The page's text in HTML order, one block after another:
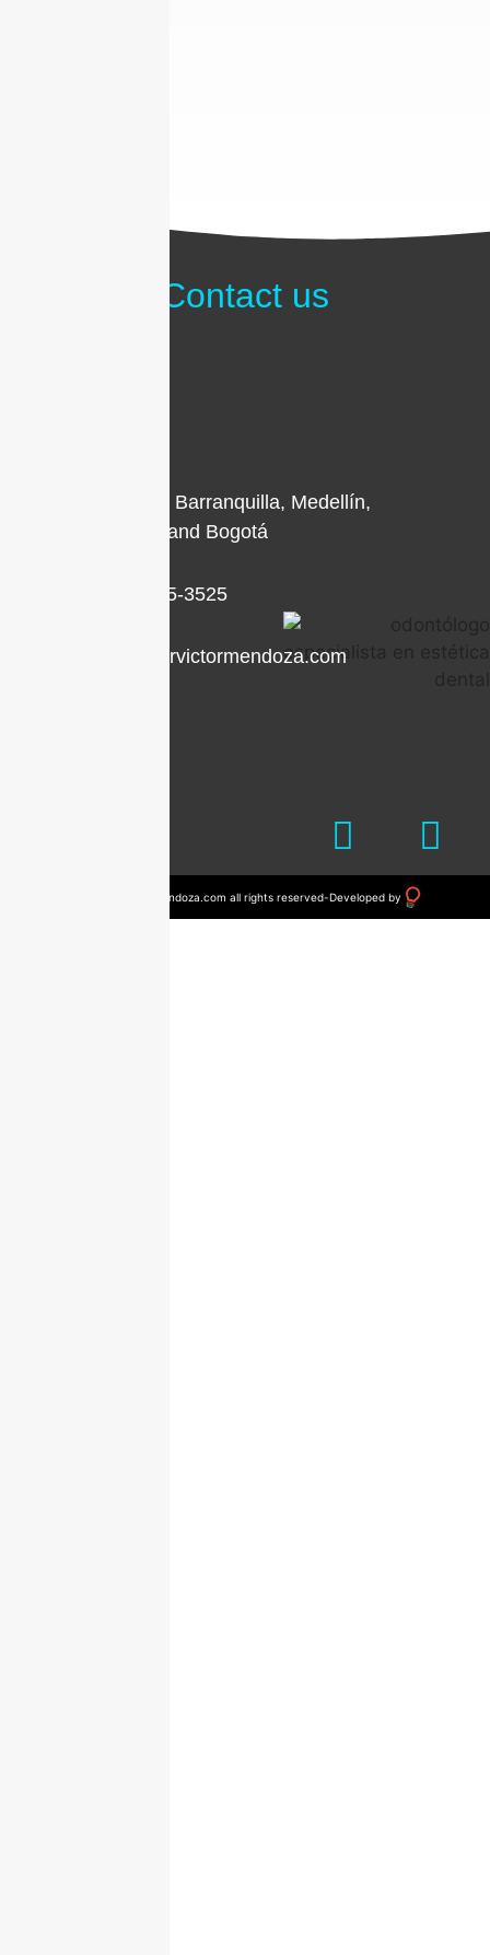
Contact us
Locations in Barranquilla, Medellín,
Cartagena, and Bogotá
+1 (786) 205-3525
contacto@drvictormendoza.com
© 2023 drvictormendoza.com all rights reserved-Developed by